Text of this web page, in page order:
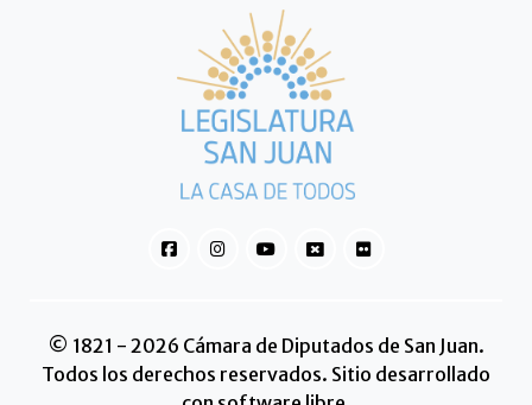
© 1821 - 2026 Cámara de Diputados de San Juan.
Todos los derechos reservados. Sitio desarrollado